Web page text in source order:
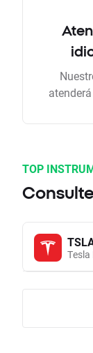
TOP
Tesla